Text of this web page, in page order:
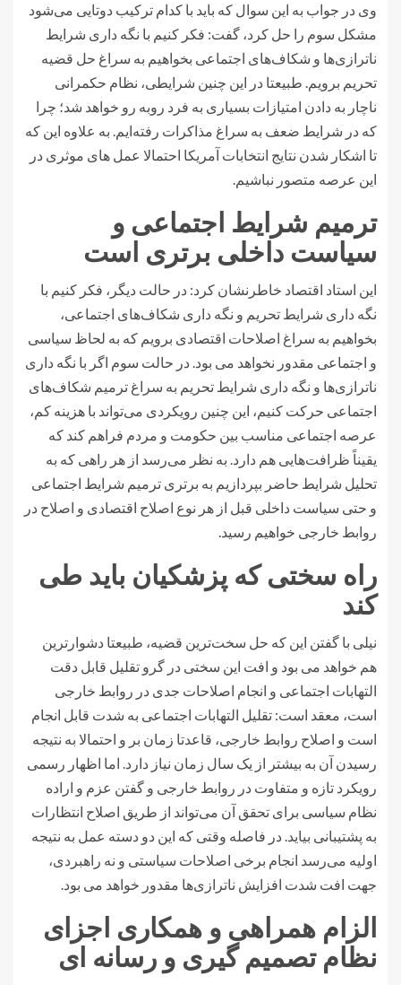
وی در جواب به این سوال که باید با کدام ترکیب دوتایی می‌شود
مشکل سوم را حل کرد، گفت: فکر کنیم با نگه داری شرایط
ناترازی‌ها و شکاف‌های اجتماعی بخواهیم به سراغ حل قضیه
تحریم برویم. طبیعتا در این چنین شرایطی، نظام حکمرانی
ناچار به دادن امتیازات بسیاری به فرد روبه رو خواهد شد؛ چرا
که در شرایط ضعف به سراغ مذاکرات رفته‌ایم. به علاوه این که
تا اشکار شدن نتایج انتخابات آمریکا احتمالا عمل های موثری در
این عرصه متصور نباشیم.
ترمیم شرایط اجتماعی و
سیاست داخلی برتری است
این استاد اقتصاد خاطرنشان کرد: در حالت دیگر، فکر کنیم با
نگه داری شرایط تحریم و نگه داری شکاف‌های اجتماعی،
بخواهیم به سراغ اصلاحات اقتصادی برویم که به لحاظ سیاسی
و اجتماعی مقدور نخواهد می بود. در حالت سوم اگر با نگه داری
ناترازی‌ها و نگه داری شرایط تحریم به سراغ ترمیم شکاف‌های
اجتماعی حرکت کنیم، این چنین رویکردی می‌تواند با هزینه کم،
عرصه اجتماعی مناسب بین حکومت و مردم فراهم کند که
یقیناً ظرافت‌هایی هم دارد. به نظر می‌رسد از هر راهی که به
تحلیل شرایط حاضر بپردازیم به برتری ترمیم شرایط اجتماعی
و حتی سیاست داخلی قبل از هر نوع اصلاح اقتصادی و اصلاح در
روابط خارجی خواهیم رسید.
راه سختی که پزشکیان باید طی
کند
نیلی با گفتن این که حل سخت‌ترین قضیه، طبیعتا دشوارترین
هم خواهد می بود و افت این سختی در گرو تقلیل قابل دقت
التهابات اجتماعی و انجام اصلاحات جدی در روابط خارجی
است، معقد است: تقلیل التهابات اجتماعی به شدت قابل انجام
است و اصلاح روابط خارجی، قاعدتا زمان بر و احتمالا به نتیجه
رسیدن آن به بیشتر از یک سال زمان نیاز دارد. اما اظهار رسمی
رویکرد تازه و متفاوت در روابط خارجی و گفتن عزم و اراده
نظام سیاسی برای تحقق آن می‌تواند از طریق اصلاح انتظارات
به پشتیبانی بیاید. در فاصله وقتی که این دو دسته عمل به نتیجه
اولیه می‌رسد انجام برخی اصلاحات سیاستی و نه راهبردی،
جهت افت شدت افزایش ناترازی‌ها مقدور خواهد می بود.
الزام همراهی و همکاری اجزای
نظام تصمیم گیری و رسانه ای